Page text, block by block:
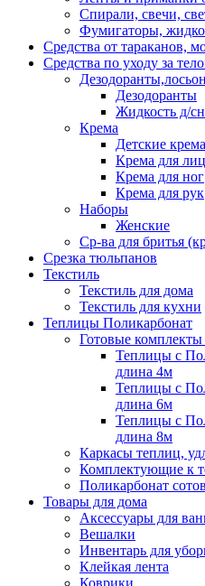
Спирали, свечи,
Фумигаторы,
Средства от тараканов,
Средства по уходу за
Дезодоранты
Жидкость д/
Крема
Детские крема
Крема для
Крема для ног
Крема для рук
Наборы
Женские
Ср-ва для бритья
Срезка тюльпанов
Текстиль
Текстиль для дома
Текстиль для кухни
Теплицы Поликарбонат
Готовые
Теплицы с
длина 4м
Теплицы с
длина 6м
Теплицы с
длина 8м
Каркасы теплиц,
Комплектующие к
Поликарбонат
Товары для дома
Аксессуары для
Вешалки
Инвентарь для
Клейкая лента